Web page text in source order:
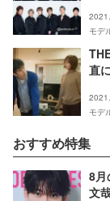
モデ
直
モデ
おすすめ特集
8月
文